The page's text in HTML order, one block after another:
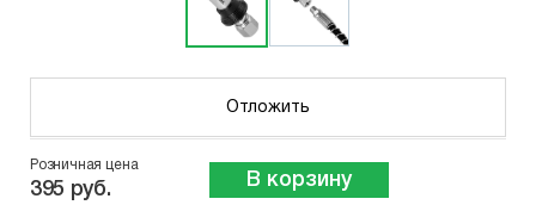
Отложить
Розничная цена
395 руб. В корзину